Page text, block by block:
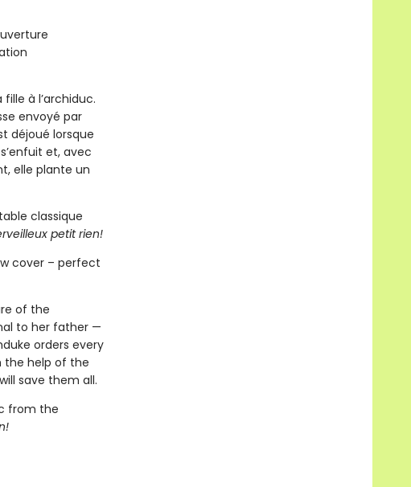
à l’archiduc.
envoyé par
déjoué lorsque
et, avec
elle plante un
classique
petit rien!
cover – perfect
of the
to her father —
orders every
the help of the
save them all.
from the